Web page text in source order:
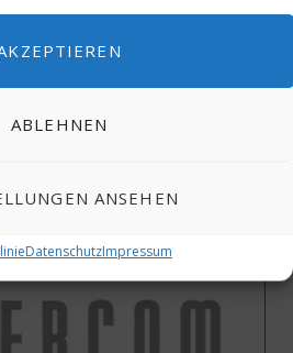
ABLEHNEN
ANSEHEN
DatenschutzImpressum
– Wir gratulieren